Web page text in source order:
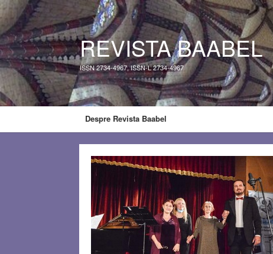
REVISTA BAABEL
ISSN 2734-4967, ISSN-L 2734-4967
Despre Revista Baabel